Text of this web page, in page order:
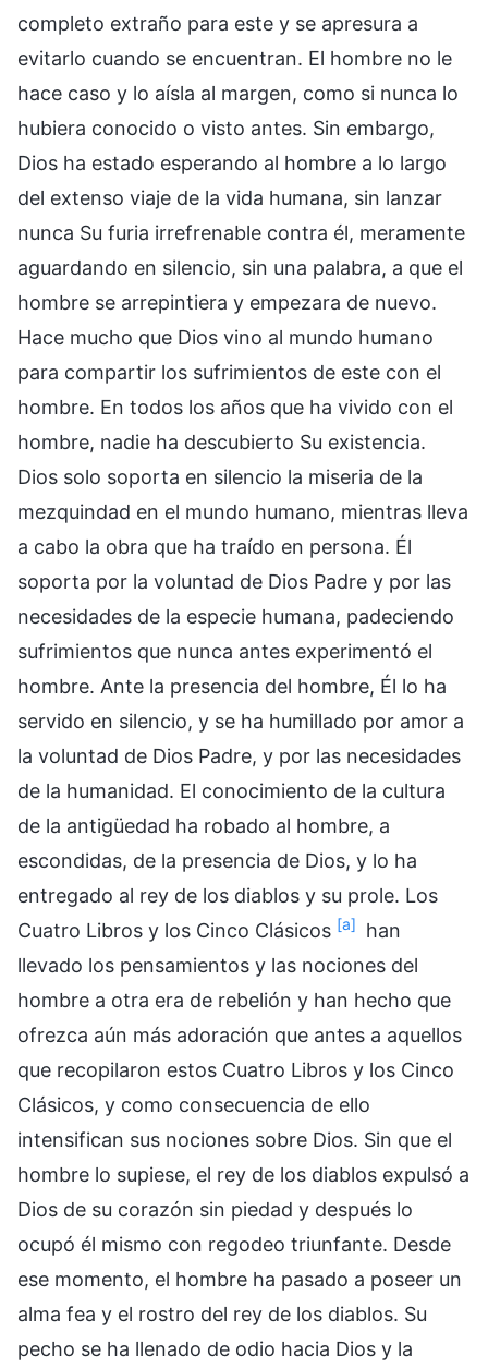
completo extraño para este y se apresura a
evitarlo cuando se encuentran. El hombre no le
hace caso y lo aísla al margen, como si nunca lo
hubiera conocido o visto antes. Sin embargo,
Dios ha estado esperando al hombre a lo largo
del extenso viaje de la vida humana, sin lanzar
nunca Su furia irrefrenable contra él, meramente
aguardando en silencio, sin una palabra, a que el
hombre se arrepintiera y empezara de nuevo.
Hace mucho que Dios vino al mundo humano
para compartir los sufrimientos de este con el
hombre. En todos los años que ha vivido con el
hombre, nadie ha descubierto Su existencia.
Dios solo soporta en silencio la miseria de la
mezquindad en el mundo humano, mientras lleva
a cabo la obra que ha traído en persona. Él
soporta por la voluntad de Dios Padre y por las
necesidades de la especie humana, padeciendo
sufrimientos que nunca antes experimentó el
hombre. Ante la presencia del hombre, Él lo ha
servido en silencio, y se ha humillado por amor a
la voluntad de Dios Padre, y por las necesidades
de la humanidad. El conocimiento de la cultura
de la antigüedad ha robado al hombre, a
escondidas, de la presencia de Dios, y lo ha
entregado al rey de los diablos y su prole. Los
Cuatro Libros y los Cinco Clásicos [a]
han
llevado los pensamientos y las nociones del
hombre a otra era de rebelión y han hecho que
ofrezca aún más adoración que antes a aquellos
que recopilaron estos Cuatro Libros y los Cinco
Clásicos, y como consecuencia de ello
intensifican sus nociones sobre Dios. Sin que el
hombre lo supiese, el rey de los diablos expulsó a
Dios de su corazón sin piedad y después lo
ocupó él mismo con regodeo triunfante. Desde
ese momento, el hombre ha pasado a poseer un
alma fea y el rostro del rey de los diablos. Su
pecho se ha llenado de odio hacia Dios y la